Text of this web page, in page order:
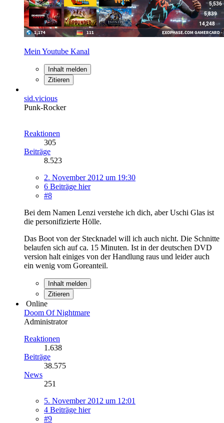
Mein Youtube Kanal
Inhalt melden
Zitieren
sid.vicious
Punk-Rocker
Reaktionen
305
Beiträge
8.523
2. November 2012 um 19:30
6 Beiträge hier
#8
Bei dem Namen Lenzi verstehe ich dich, aber Uschi Glas ist
die personifizierte Hölle.
Das Boot von der Stecknadel will ich auch nicht. Die Schnitte
belaufen sich auf ca. 15 Minuten. Ist in der deutschen DVD
version halt einiges von der Handlung raus und leider auch
ein wenig vom Goreanteil.
Inhalt melden
Zitieren
Online
Doom Of Nightmare
Administrator
Reaktionen
1.638
Beiträge
38.575
News
251
5. November 2012 um 12:01
4 Beiträge hier
#9